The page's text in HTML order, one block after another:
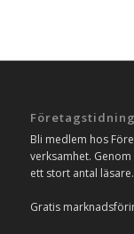
Företagstidning
Bli medlem hos
verksamhet.
ett stort antal läsare.
Gratis